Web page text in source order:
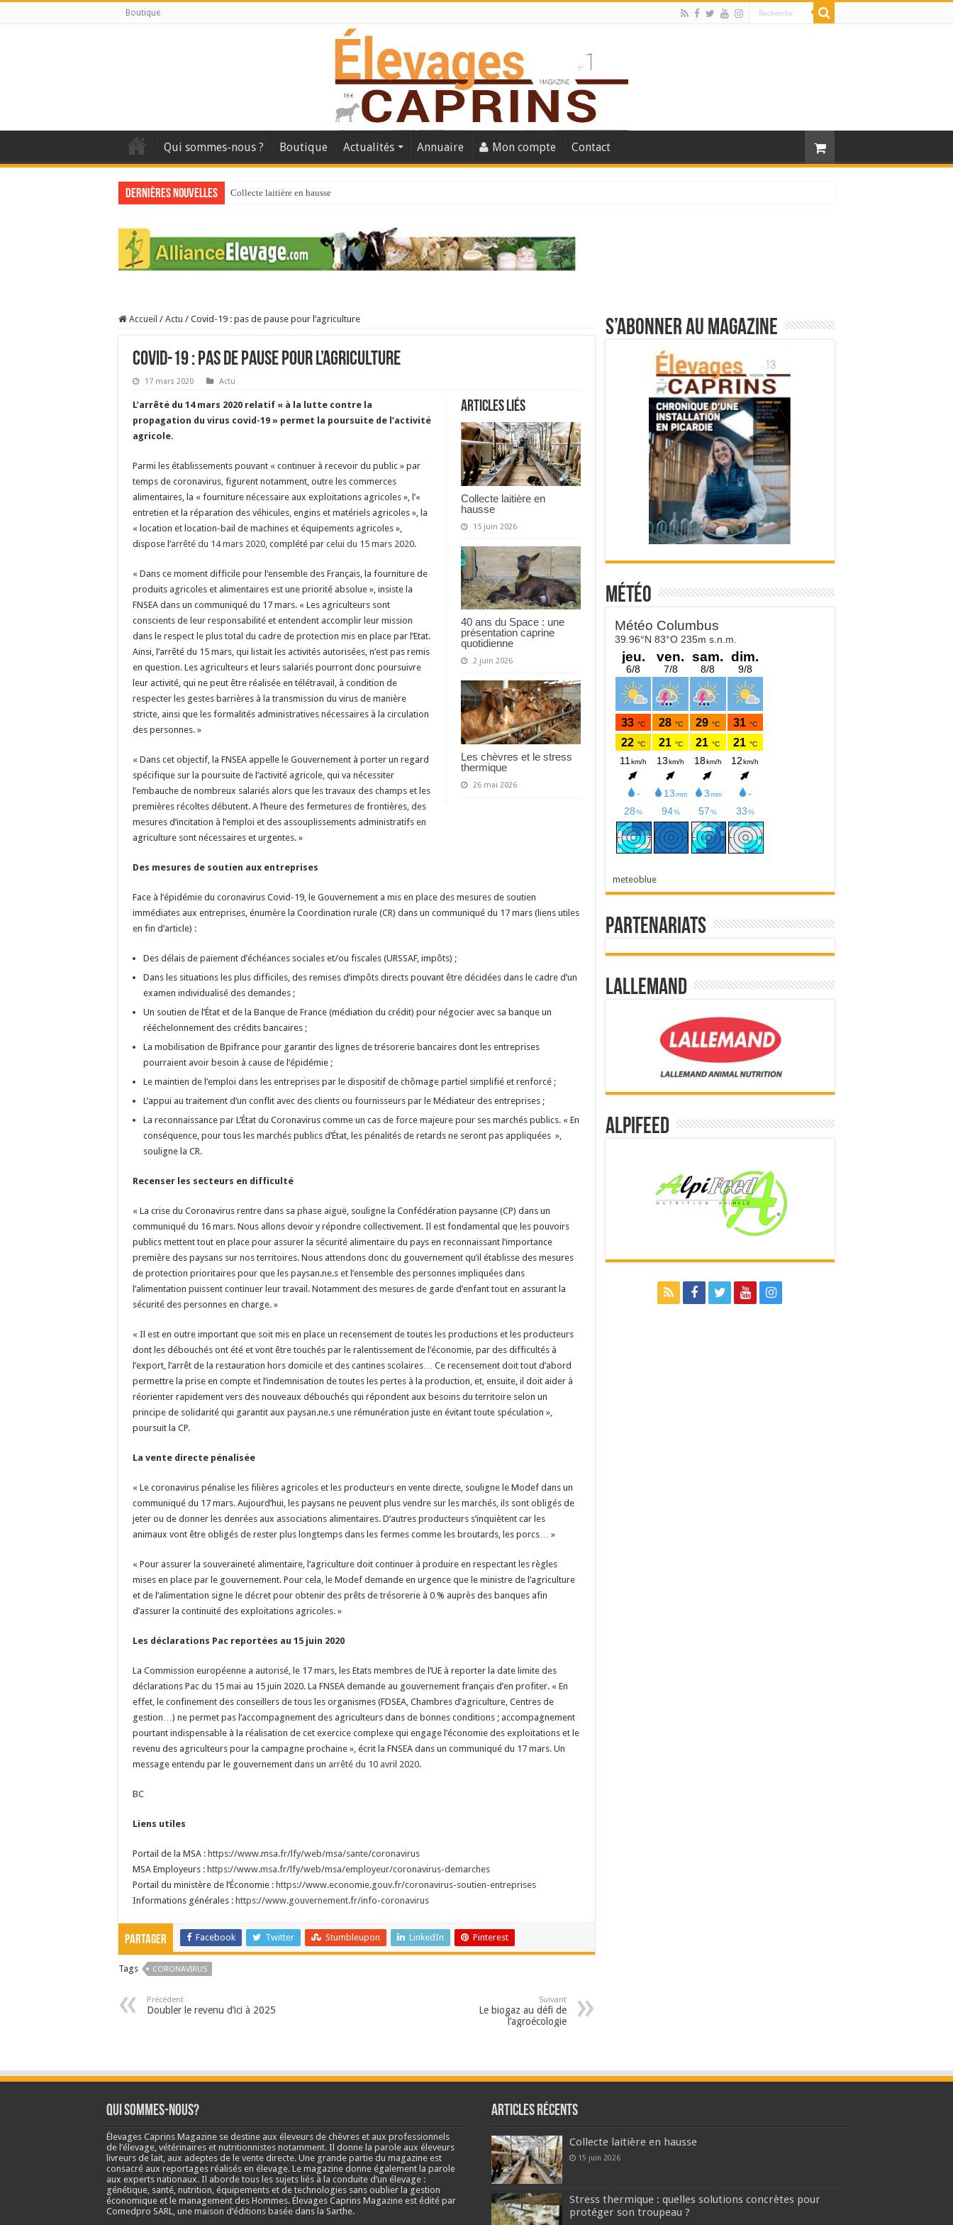
Boutique
Qui sommes-nous ? Boutique Actualités Annuaire Mon compte Contact
Dernières nouvelles Collecte laitière en hausse
40 ans du Space : une présentation caprine quotidienne
Les chèvres et le stress thermique
Accueil / Actu / Covid-19 : pas de pause pour l’agriculture
Covid-19 : pas de pause pour l’agriculture
17 mars 2020 Actu
Articles liés
Collecte laitière en
hausse
15 juin 2026
40 ans du Space : une
présentation caprine
quotidienne
2 juin 2026
Les chèvres et le stress
thermique
26 mai 2026
L’arrêté du 14 mars 2020 relatif « à la lutte contre la
propagation du virus covid-19 » permet la poursuite de l’activité
agricole.
Parmi les établissements pouvant « continuer à recevoir du public » par
temps de coronavirus, figurent notamment, outre les commerces
alimentaires, la « fourniture nécessaire aux exploitations agricoles », l’«
entretien et la réparation des véhicules, engins et matériels agricoles », la
« location et location-bail de machines et équipements agricoles »,
dispose l’arrêté du 14 mars 2020 , complété par celui du 15 mars 2020.
« Dans ce moment difficile pour l’ensemble des Français, la fourniture de
produits agricoles et alimentaires est une priorité absolue », insiste la
FNSEA dans un communiqué du 17 mars. « Les agriculteurs sont
conscients de leur responsabilité et entendent accomplir leur mission
dans le respect le plus total du cadre de protection mis en place par l’Etat.
Ainsi, l’arrêté du 15 mars, qui listait les activités autorisées, n’est pas remis
en question. Les agriculteurs et leurs salariés pourront donc poursuivre
leur activité, qui ne peut être réalisée en télétravail, à condition de
respecter les gestes barrières à la transmission du virus de manière
stricte, ainsi que les formalités administratives nécessaires à la circulation
des personnes. »
« Dans cet objectif, la FNSEA appelle le Gouvernement à porter un regard
spécifique sur la poursuite de l’activité agricole, qui va nécessiter
l’embauche de nombreux salariés alors que les travaux des champs et les
premières récoltes débutent. A l’heure des fermetures de frontières, des
mesures d’incitation à l’emploi et des assouplissements administratifs en
agriculture sont nécessaires et urgentes. »
Des mesures de soutien aux entreprises
Face à l’épidémie du coronavirus Covid-19, le Gouvernement a mis en place des mesures de soutien
immédiates aux entreprises, énumère la Coordination rurale (CR) dans un communiqué du 17 mars (liens utiles
en fin d’article) :
Des délais de paiement d’échéances sociales et/ou fiscales (URSSAF, impôts) ;
Dans les situations les plus difficiles, des remises d’impôts directs pouvant être décidées dans le cadre d’un
examen individualisé des demandes ;
Un soutien de l’État et de la Banque de France (médiation du crédit) pour négocier avec sa banque un
rééchelonnement des crédits bancaires ;
La mobilisation de Bpifrance pour garantir des lignes de trésorerie bancaires dont les entreprises
pourraient avoir besoin à cause de l’épidémie ;
Le maintien de l’emploi dans les entreprises par le dispositif de chômage partiel simplifié et renforcé ;
L’appui au traitement d’un conflit avec des clients ou fournisseurs par le Médiateur des entreprises ;
La reconnaissance par L’État du Coronavirus comme un cas de force majeure pour ses marchés publics. « En
conséquence, pour tous les marchés publics d’État, les pénalités de retards ne seront pas appliquées »,
souligne la CR.
Recenser les secteurs en difficulté
« La crise du Coronavirus rentre dans sa phase aiguë, souligne la Confédération paysanne (CP) dans un
communiqué du 16 mars. Nous allons devoir y répondre collectivement. Il est fondamental que les pouvoirs
publics mettent tout en place pour assurer la sécurité alimentaire du pays en reconnaissant l’importance
première des paysans sur nos territoires. Nous attendons donc du gouvernement qu’il établisse des mesures
de protection prioritaires pour que les paysan.ne.s et l’ensemble des personnes impliquées dans
l’alimentation puissent continuer leur travail. Notamment des mesures de garde d’enfant tout en assurant la
sécurité des personnes en charge. »
« Il est en outre important que soit mis en place un recensement de toutes les productions et les producteurs
dont les débouchés ont été et vont être touchés par le ralentissement de l’économie, par des difficultés à
l’export, l’arrêt de la restauration hors domicile et des cantines scolaires… Ce recensement doit tout d’abord
permettre la prise en compte et l’indemnisation de toutes les pertes à la production, et, ensuite, il doit aider à
réorienter rapidement vers des nouveaux débouchés qui répondent aux besoins du territoire selon un
principe de solidarité qui garantit aux paysan.ne.s une rémunération juste en évitant toute spéculation »,
poursuit la CP.
La vente directe pénalisée
« Le coronavirus pénalise les filières agricoles et les producteurs en vente directe, souligne le Modef dans un
communiqué du 17 mars. Aujourd’hui, les paysans ne peuvent plus vendre sur les marchés, ils sont obligés de
jeter ou de donner les denrées aux associations alimentaires. D’autres producteurs s’inquiètent car les
animaux vont être obligés de rester plus longtemps dans les fermes comme les broutards, les porcs… »
« Pour assurer la souveraineté alimentaire, l’agriculture doit continuer à produire en respectant les règles
mises en place par le gouvernement. Pour cela, le Modef demande en urgence que le ministre de l’agriculture
et de l’alimentation signe le décret pour obtenir des prêts de trésorerie à 0 % auprès des banques afin
d’assurer la continuité des exploitations agricoles. »
Les déclarations Pac reportées au 15 juin 2020
La Commission européenne a autorisé, le 17 mars, les Etats membres de l’UE à reporter la date limite des
déclarations Pac du 15 mai au 15 juin 2020. La FNSEA demande au gouvernement français d’en profiter. « En
effet, le confinement des conseillers de tous les organismes (FDSEA, Chambres d’agriculture, Centres de
gestion…) ne permet pas l’accompagnement des agriculteurs dans de bonnes conditions ; accompagnement
pourtant indispensable à la réalisation de cet exercice complexe qui engage l’économie des exploitations et le
revenu des agriculteurs pour la campagne prochaine », écrit la FNSEA dans un communiqué du 17 mars. Un
message entendu par le gouvernement dans un arrêté du 10 avril 2020.
BC
Liens utiles
Portail de la MSA : https://www.msa.fr/lfy/web/msa/sante/coronavirus
MSA Employeurs : https://www.msa.fr/lfy/web/msa/employeur/coronavirus-demarches
Portail du ministère de l’Économie : https://www.economie.gouv.fr/coronavirus-soutien-entreprises
Informations générales : https://www.gouvernement.fr/info-coronavirus
Partager Facebook Twitter Stumbleupon LinkedIn Pinterest
Tags CORONAVIRUS
Précédent
Doubler le revenu d’ici à 2025
Suivant
Le biogaz au défi de
l’agroécologie
S’abonner au magazine
Météo
meteoblue
Partenariats
Lallemand
Alpifeed
Qui sommes-nous?
Élevages Caprins Magazine se destine aux éleveurs de chèvres et aux professionnels
de l’élevage, vétérinaires et nutritionnistes notamment. Il donne la parole aux éleveurs
livreurs de lait, aux adeptes de le vente directe. Une grande partie du magazine est
consacré aux reportages réalisés en élevage. Le magazine donne également la parole
aux experts nationaux. Il aborde tous les sujets liés à la conduite d’un élevage :
génétique, santé, nutrition, équipements et de technologies sans oublier la gestion
économique et le management des Hommes. Élevages Caprins Magazine est édité par
Comedpro SARL, une maison d’éditions basée dans la Sarthe.
Articles récents
Collecte laitière en hausse
15 juin 2026
Stress thermique : quelles solutions concrètes pour
protéger son troupeau ?